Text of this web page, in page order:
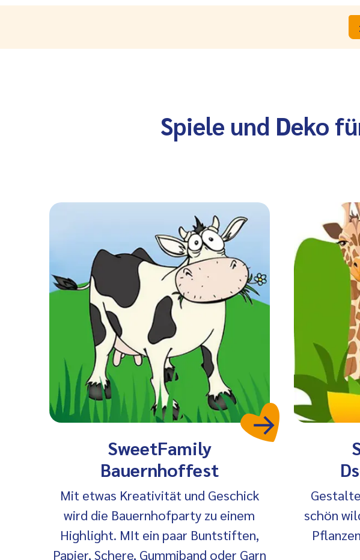
Spiele und Deko
SweetFamily
Bauernhoffest
Mit etwas Kreativität und Geschick
wird die Bauernhofparty zu einem
Highlight. MIt ein paar Buntstiften,
Papier, Schere, Gummiband oder Garn
schön